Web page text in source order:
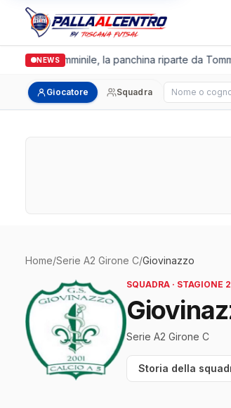
NEWS
Cus Pisa Femminile, la panchina riparte da
Giocatore Squadra Cerca
Home/Serie A2 Girone C/Giovinazzo
SQUADRA · STAGIONE
Serie A2 Girone C
Storia della